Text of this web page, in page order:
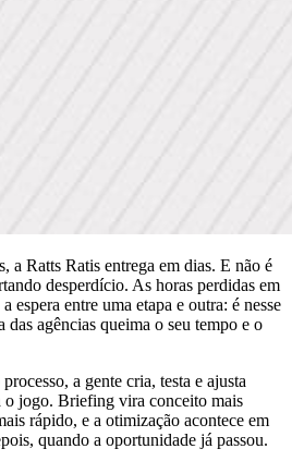
a Ratts Ratis entrega em dias. E não é
desperdício. As horas perdidas em
espera entre uma etapa e outra: é nesse
agências queima o seu tempo e o
a gente cria, testa e ajusta
o jogo. Briefing vira conceito mais
rápido, e a otimização acontece em
quando a oportunidade já passou.